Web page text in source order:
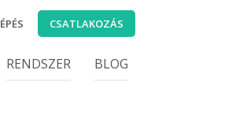
CSATLAKOZÁS
RENDSZER BLOG